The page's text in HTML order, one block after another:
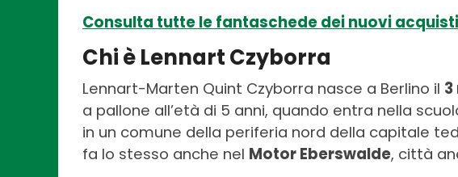
Consulta tutte le fantaschede dei nuovi
Chi è Lennart Czyborra
Lennart-Marten Quint Czyborra nasce a Berlino il 3
a pallone all’età di 5 anni, quando entra nella
in un comune della periferia nord della capitale
fa lo stesso anche nel Motor Eberswalde, città